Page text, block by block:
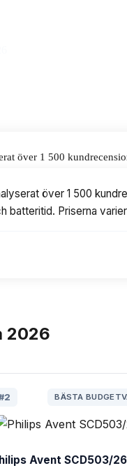
över 1 500
över 1 500
Priserna
2026
2 BÄSTA
Avent SCD503/26